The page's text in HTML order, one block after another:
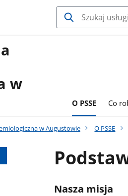
w
O PSSE Co
w Augustowie O PSSE
Nasza misja